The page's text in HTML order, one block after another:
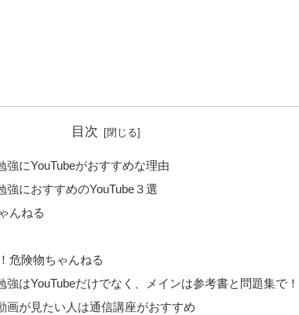
目次
にYouTubeがおすすめな理由
におすすめのYouTube３選
んねる
危険物ちゃんねる
強はYouTubeだけでなく、メインは参考書と問題集で！
画が見たい人は通信講座がおすすめ